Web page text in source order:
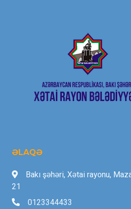
ƏLAQƏ
Bakı şəhəri, Xətai rayonu,
21
0123344433